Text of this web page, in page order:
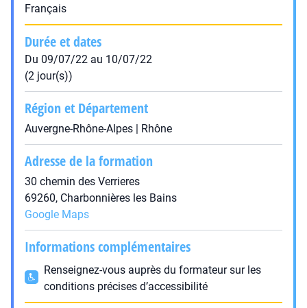
Français
Durée et dates
Du 09/07/22 au 10/07/22
(2 jour(s))
Région et Département
Auvergne-Rhône-Alpes | Rhône
Adresse de la formation
30 chemin des Verrieres
69260, Charbonnières les Bains
Google Maps
Informations complémentaires
Renseignez-vous auprès du formateur sur les
conditions précises d’accessibilité